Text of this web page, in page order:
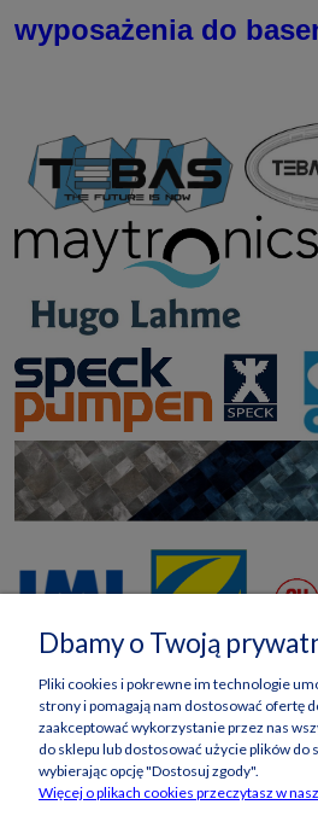
wyposażenia do
Dbamy o Twoją
Pliki cookies i pokrewne im technologie
strony i pomagają nam dostosować ofertę
zaakceptować wykorzystanie przez nas
do sklepu lub dostosować użycie plików do
wybierając opcję "Dostosuj zgody".
Więcej o plikach cookies przeczytasz w